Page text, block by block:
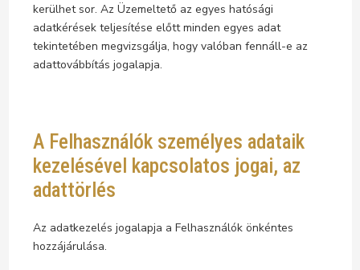
kerülhet sor. Az Üzemeltető az egyes hatósági
adatkérések teljesítése előtt minden egyes adat
tekintetében megvizsgálja, hogy valóban fennáll-e az
adattovábbítás jogalapja.
A Felhasználók személyes adataik
kezelésével kapcsolatos jogai, az
adattörlés
Az adatkezelés jogalapja a Felhasználók önkéntes
hozzájárulása.